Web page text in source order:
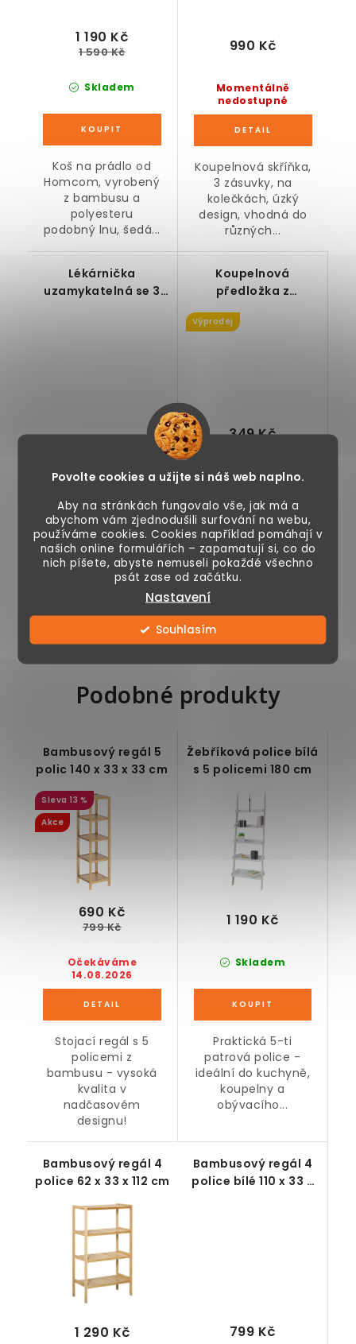
Povolte cookies a užijte si náš web naplno.
Aby na stránkách fungovalo vše, jak má a
abychom vám zjednodušili surfování na webu,
používáme cookies. Cookies například pomáhají v
našich online formulářích – zapamatují si, co do
nich píšete, abyste nemuseli pokaždé všechno
psát zase od začátku.
Nastavení
Souhlasím
Skladem
1 190 Kč
1 590 Kč
Koš na prádlo od
Homcom, vyrobený
z bambusu a
polyesteru
podobný lnu, šedá...
Momentálně
nedostupné
990 Kč
Koupelnová skříňka,
3 zásuvky, na
kolečkách, úzký
design, vhodná do
různých...
Lékárnička
uzamykatelná se 3
Skladem
1 390 Kč
Nástěnná
lékárnička, vhodná
do domácnosti
vnitřní police,...
Koupelnová
předložka z
x 50 cm -
Výprodej
Vyprodáno a
349 Kč
Odolná koupelnová
předložka z
akátového dřeva,
pryžové zarážky,...
Podobné produkty
Bambusový regál 5
polic 140 x 33 x 33 cm
13 %
Akce
Očekáváme
14.08.2026
690 Kč
799 Kč
Stojací regál s 5
policemi z
bambusu - vysoká
kvalita v
nadčasovém
designu!
Žebříková police bílá
s 5 policemi 180 cm
Skladem
1 190 Kč
Praktická 5-ti
patrová police -
ideální do kuchyně,
koupelny a
obývacího...
Bambusový regál 4
police 62 x 33 x 112 cm
1 290 Kč
Bambusový regál 4
police bílé 110 x 33 x
799 Kč